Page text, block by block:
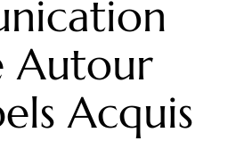
Autour
Acquis